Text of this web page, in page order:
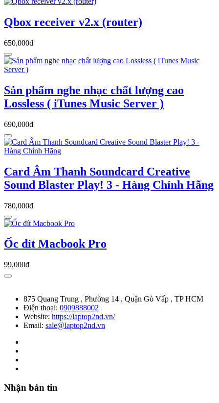
Qbox receiver v2.x (router)
650,000đ
Sản phẩm nghe nhạc chất lượng cao
Lossless ( iTunes Music Server )
690,000đ
Card Âm Thanh Soundcard Creative
Sound Blaster Play! 3 - Hàng Chính Hãng
780,000đ
Ốc đít Macbook Pro
99,000đ
875 Quang Trung , Phường 14 , Quận Gò Vấp , TP HCM
Điện thoại: 0909888002
Website: https://laptop2nd.vn/
Email: sale@laptop2nd.vn
Nhận bản tin